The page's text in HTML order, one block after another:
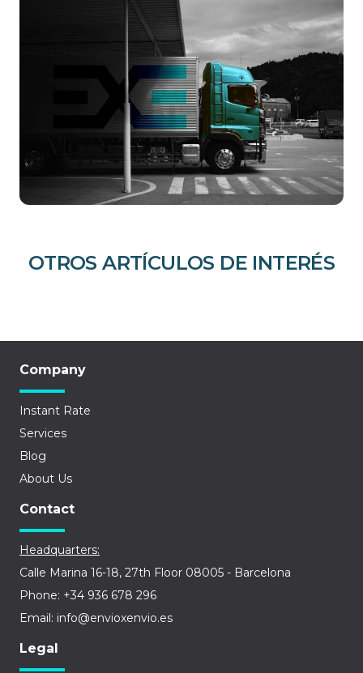
OTROS ARTÍCULOS DE INTERÉS
Company
Instant Rate
Services
Blog
About Us
Contact
Headquarters:
Calle Marina 16-18, 27th Floor 08005 - Barcelona
Phone: +34 936 678 296
Email: info@envioxenvio.es
Legal